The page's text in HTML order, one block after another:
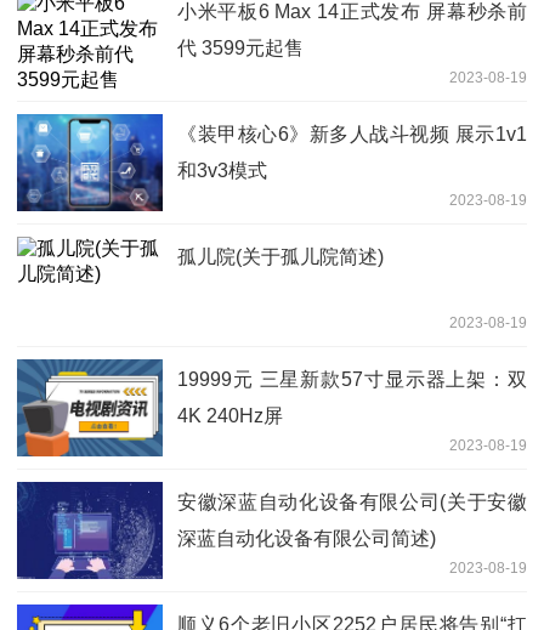
小米平板6 Max 14正式发布 屏幕秒杀前
代 3599元起售
2023-08-19
《装甲核心6》新多人战斗视频 展示1v1
和3v3模式
2023-08-19
孤儿院(关于孤儿院简述)
2023-08-19
19999元 三星新款57寸显示器上架：双
4K 240Hz屏
2023-08-19
安徽深蓝自动化设备有限公司(关于安徽
深蓝自动化设备有限公司简述)
2023-08-19
顺义6个老旧小区2252户居民将告别“扛